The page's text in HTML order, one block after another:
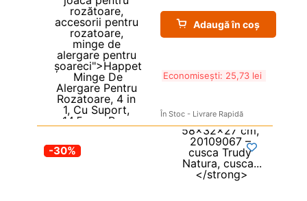
Adaugă în coș
Economisești: 25,73 lei
În Stoc - Livrare Rapidă
-30%